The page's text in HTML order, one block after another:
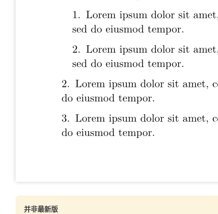
并非最新版